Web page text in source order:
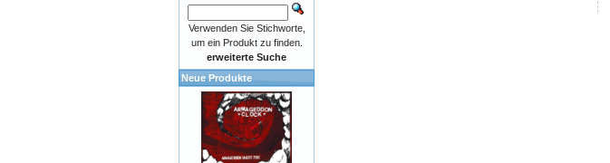
Verwenden Sie Stichworte,
um ein Produkt zu finden.
erweiterte Suche
Neue Produkte